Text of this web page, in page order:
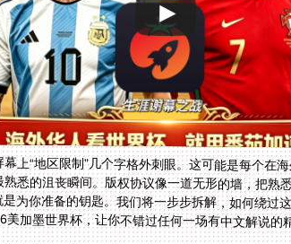
上“地区限制”几个字格外刺眼。这可能是每个在
悉的沮丧瞬间。版权协议像一道无形的墙，把熟
为你准备的钥匙。我们将一步步拆解，如何绕
加墨世界杯，让你不错过任何一场有中文解说的